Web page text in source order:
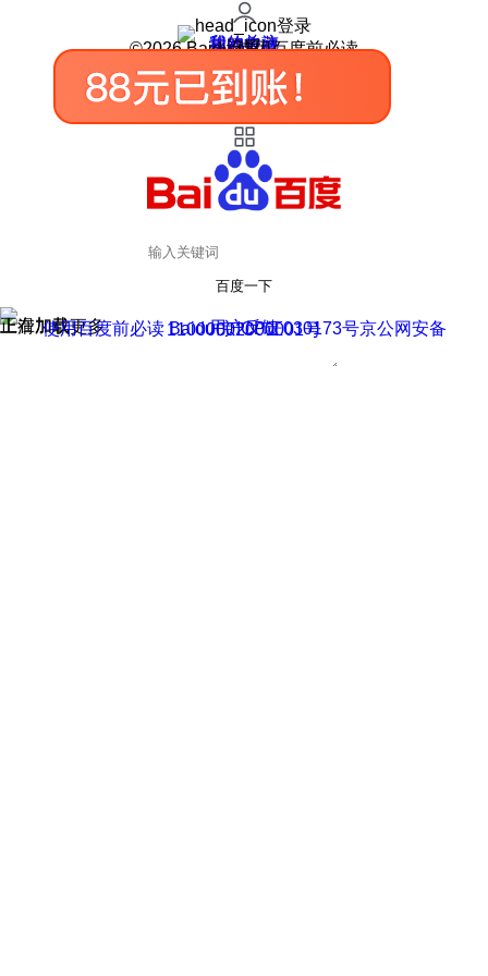
登录
我的关注
我的收藏
皮肤中心
用户反馈
设置
©2026 Baidu 使用百度前必读
百度一下
正在加载
上滑加载更多 用户反馈
使用百度前必读 Baidu 京ICP证030173号
京公网安备11000002000001号